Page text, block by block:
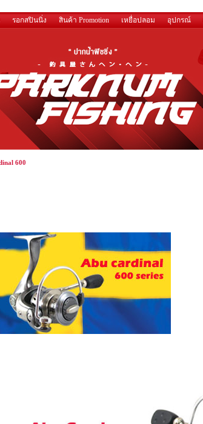
รอกสปินนิ่ง สินค้า Promotion เหยื่อปลอม อุปกรณ์
600